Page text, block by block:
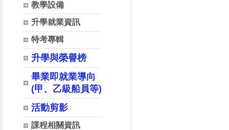
教學設備
升學就業資訊
特考專輯
升學與榮譽榜
畢業即就業導向
(甲、乙級船員等)
活動剪影
課程相關資訊